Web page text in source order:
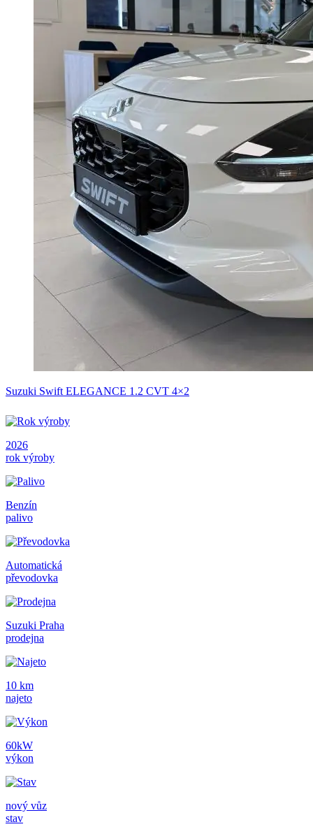
Suzuki Swift ELEGANCE 1.2 CVT 4×2
2026
rok výroby
Benzín
palivo
Automatická
převodovka
Suzuki Praha
prodejna
10 km
najeto
60kW
výkon
nový vůz
stav